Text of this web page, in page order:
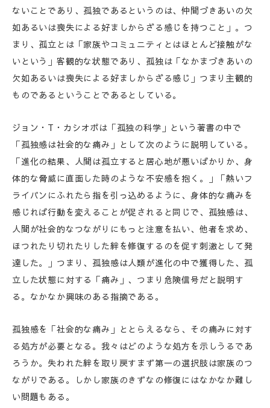
ないことであり、孤独であるというのは、仲間づきあいの欠
如あるいは喪失による好ましからざる感じを持つこと」。つ
まり、孤立とは「家族やコミュニティとはほとんど接触がな
いという」客観的な状態であり、孤独は「なかまづきあいの
欠如あるいは喪失による好ましからざる感じ」つまり主観的
ものであるということであるとしている。
ジョン・T・カシオポは「孤独の科学」という著書の中で
「孤独感は社会的な痛み」として次のように説明している。
「進化の結果、人間は孤立すると居心地が悪いばかりか、身
体的な脅威に直面した時のような不安感を抱く。」「熱いフ
ライパンにふれたら指を引っ込めるように、身体的な痛みを
感じれば行動を変えることが促されると同じで、孤独感は、
人間が社会的なつながりにもっと注意を払い、他者を求め、
ほつれたり切れたりした絆を修復するのを促す刺激として発
達した。」つまり、孤独感は人類が進化の中で獲得した、孤
立した状態に対する「痛み」、つまり危険信号だと説明す
る。なかなか興味のある指摘である。
孤独感を「社会的な痛み」ととらえるなら、その痛みに対す
る処方が必要となる。我々はどのような処方を示しうるであ
ろうか。失われた絆を取り戻すまず第一の選択肢は家族のつ
ながりである。しかし家族のきずなの修復にはなかなか難し
い問題もある。